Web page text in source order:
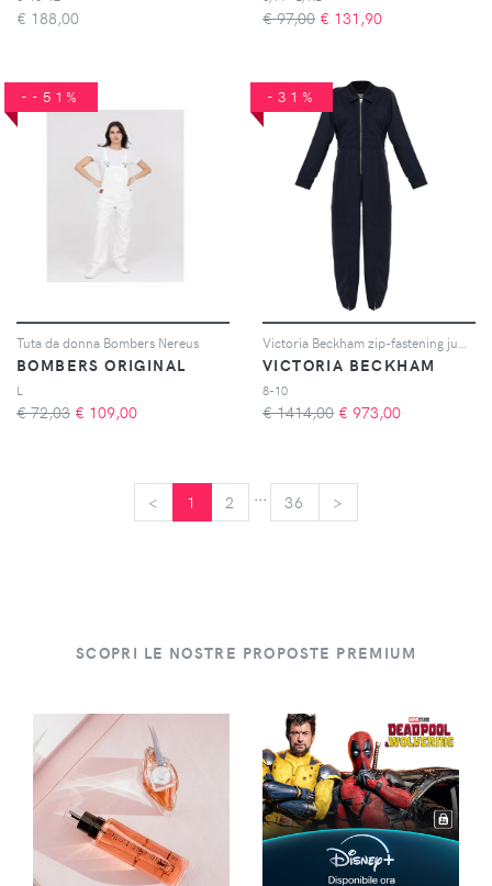
€ 188,00 € 97,00 € 131,90
--51%
Tuta da donna Bombers Nereus
BOMBERS ORIGINAL
L
€ 72,03 € 109,00
-31%
VICTORIA BECKHAM
8-10
€ 1414,00 € 973,00
< 1 2 36 >
SCOPRI LE NOSTRE PROPOSTE PREMIUM